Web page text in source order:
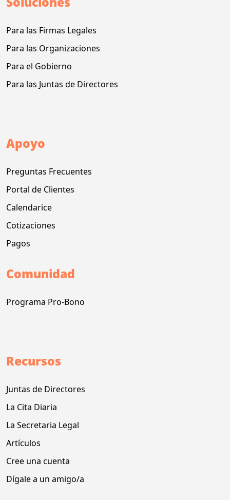
Para las Firmas Legales
Para las Organizaciones
Para el Gobierno
Para las Juntas de Directores
Apoyo
Preguntas Frecuentes
Portal de Clientes
Calendarice
Cotizaciones
Pagos
Comunidad
Programa Pro-Bono
Recursos
Juntas de Directores
La Cita Diaria
La Secretaria Legal
Artículos
Cree una cuenta
Dígale a un amigo/a